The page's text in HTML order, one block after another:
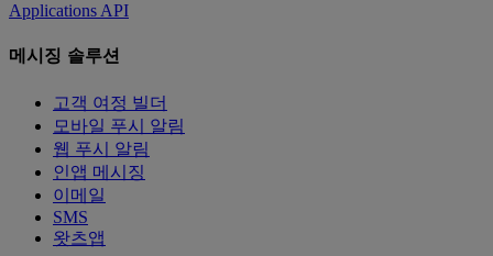
Applications API
메시징 솔루션
고객 여정 빌더
모바일 푸시 알림
웹 푸시 알림
인앱 메시징
이메일
SMS
왓츠앱